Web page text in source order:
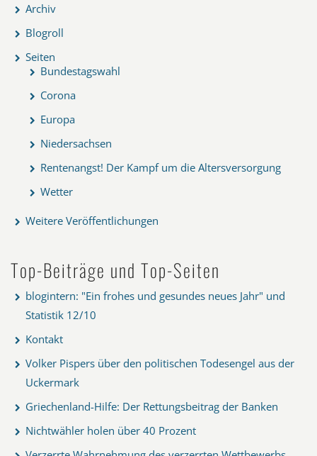
Archiv
Blogroll
Seiten
Bundestagswahl
Corona
Europa
Niedersachsen
Rentenangst! Der Kampf um die Altersversorgung
Wetter
Weitere Veröffentlichungen
Top-Beiträge und Top-Seiten
blogintern: "Ein frohes und gesundes neues Jahr" und
Statistik 12/10
Kontakt
Volker Pispers über den politischen Todesengel aus der
Uckermark
Griechenland-Hilfe: Der Rettungsbeitrag der Banken
Nichtwähler holen über 40 Prozent